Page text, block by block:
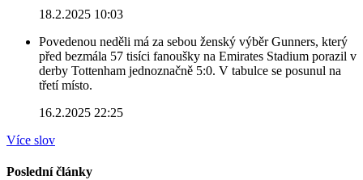
18.2.2025 10:03
Povedenou neděli má za sebou ženský výběr Gunners, který
před bezmála 57 tisíci fanoušky na Emirates Stadium porazil v
derby Tottenham jednoznačně 5:0. V tabulce se posunul na
třetí místo.
16.2.2025 22:25
Více slov
Poslední články